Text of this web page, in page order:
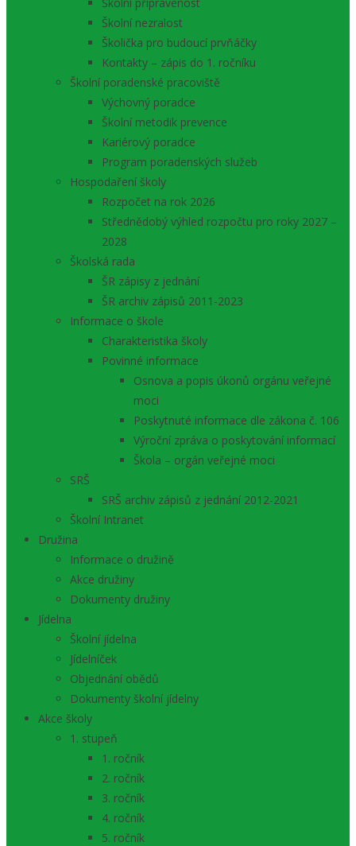
Školní nezralost
Školička pro budoucí prvňáčky
Kontakty – zápis do 1. ročníku
Školní poradenské pracoviště
Výchovný poradce
Školní metodik prevence
Kariérový poradce
Program poradenských služeb
Hospodaření školy
Rozpočet na rok 2026
Střednědobý výhled rozpočtu pro roky 2027 –
2028
Školská rada
ŠR zápisy z jednání
ŠR archiv zápisů 2011-2023
Informace o škole
Charakteristika školy
Povinné informace
Osnova a popis úkonů orgánu veřejné
moci
Poskytnuté informace dle zákona č. 106
Výroční zpráva o poskytování informací
Škola – orgán veřejné moci
SRŠ
SRŠ archiv zápisů z jednání 2012-2021
Školní Intranet
Družina
Informace o družině
Akce družiny
Dokumenty družiny
Jídelna
Školní jídelna
Jídelníček
Objednání obědů
Dokumenty školní jídelny
Akce školy
1. stupeň
1. ročník
2. ročník
3. ročník
4. ročník
5. ročník